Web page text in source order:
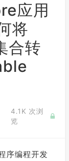
应用
将
合转
4.1K 次浏
览
序编程开发